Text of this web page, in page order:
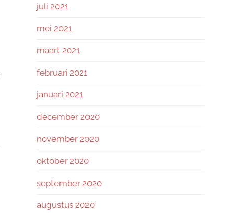
juli 2021
mei 2021
maart 2021
februari 2021
januari 2021
december 2020
november 2020
oktober 2020
september 2020
augustus 2020